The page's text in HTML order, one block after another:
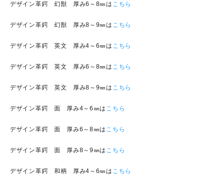
デザイン革鍔 幻獣 厚み6～8㎜は こちら
デザイン革鍔 幻獣 厚み8～9㎜は こちら
デザイン革鍔 英文 厚み4～6㎜は こちら
デザイン革鍔 英文 厚み6～8㎜は こちら
デザイン革鍔 英文 厚み8～9㎜は こちら
デザイン革鍔 面 厚み4～6㎜は こちら
デザイン革鍔 面 厚み6～8㎜は こちら
デザイン革鍔 面 厚み8～9㎜は こちら
デザイン革鍔 和柄 厚み4～6㎜は こちら